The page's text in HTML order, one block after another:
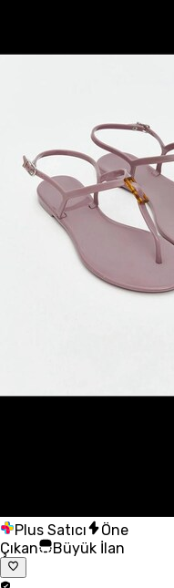
Plus Satıcı
Öne
Çıkan
Büyük İlan